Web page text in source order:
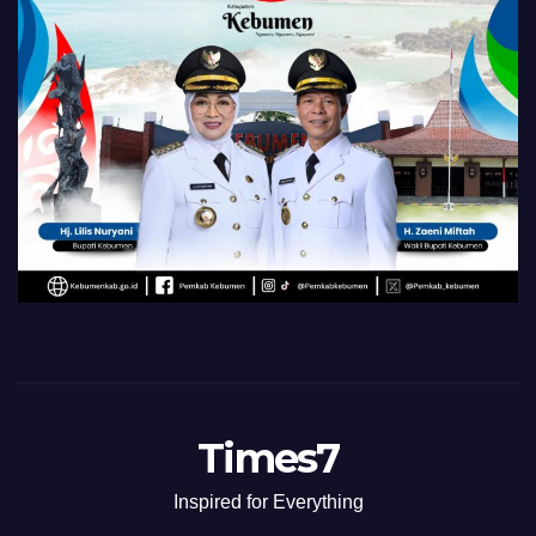
Times7
Inspired for Everything